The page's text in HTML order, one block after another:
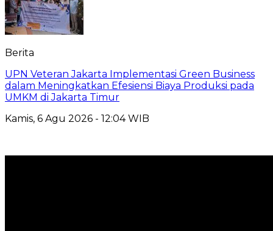
Berita
UPN Veteran Jakarta Implementasi Green Business
dalam Meningkatkan Efesiensi Biaya Produksi pada
UMKM di Jakarta Timur
Kamis, 6 Agu 2026 - 12:04 WIB